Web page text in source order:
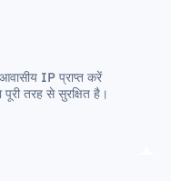
IP प्राप्त करें
तरह से सुरक्षित है।